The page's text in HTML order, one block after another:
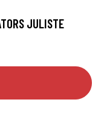
JULISTE